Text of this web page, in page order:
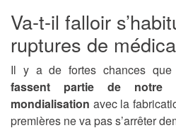
Va-t-il falloir
ruptures de
Il y a de fortes chances que
fassent partie de notre
mondialisation avec la
premières ne va pas s’arrêter